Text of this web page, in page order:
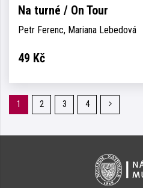
Na turné / On Tour
Petr Ferenc, Mariana Lebedová
49 Kč
1 2 3 4
Následující